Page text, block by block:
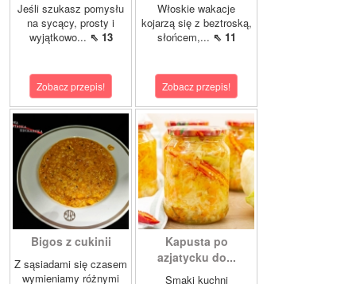
Jeśli szukasz pomysłu
na sycący, prosty i
wyjątkowo... ⇖ 13
Zobacz przepis!
Włoskie wakacje
kojarzą się z beztroską,
słońcem,... ⇖ 11
Zobacz przepis!
Bigos z cukinii
Z sąsiadami się czasem
wymieniamy różnymi
Kapusta po
azjatycku do...
Smaki kuchni